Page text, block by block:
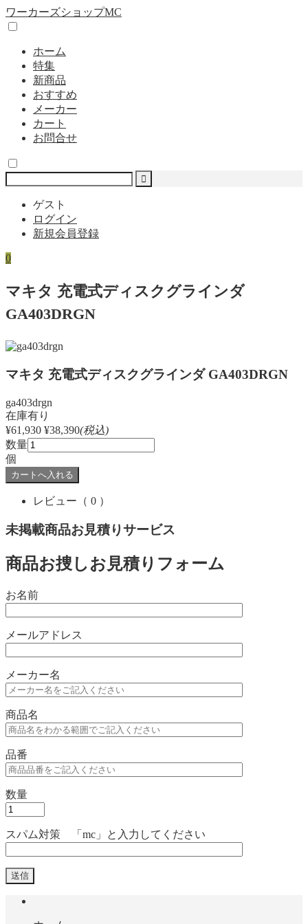
ワーカーズショップMC
ホーム
特集
新商品
おすすめ
メーカー
カート
お問合せ
ゲスト
ログイン
新規会員登録
0
マキタ 充電式ディスクグラインダ
GA403DRGN
マキタ 充電式ディスクグラインダ GA403DRGN
ga403drgn
在庫有り
¥61,930 ¥38,390(税込)
数量
個
レビュー （ 0 ）
未掲載商品お見積りサービス
商品お捜しお見積りフォーム
お名前
メールアドレス
メーカー名
商品名
品番
数量
スパム対策 「mc」と入力してください